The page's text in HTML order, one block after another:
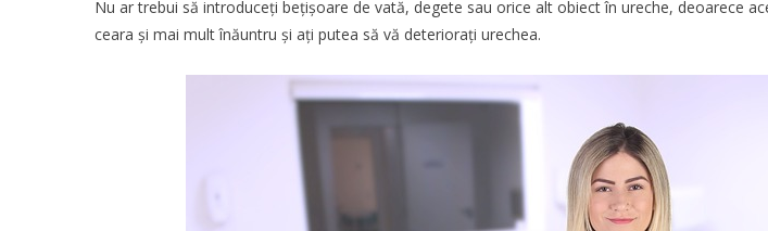
Nu ar trebui să introduceți bețișoare de vată, degete sau orice alt obiect în ureche, deoarece
ceara și mai mult înăuntru și ați putea să vă deteriorați urechea.